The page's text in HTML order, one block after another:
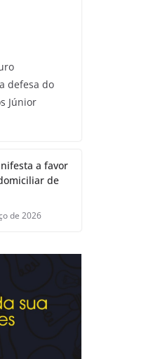
defesa do
Júnior
a favor
de
de 2026